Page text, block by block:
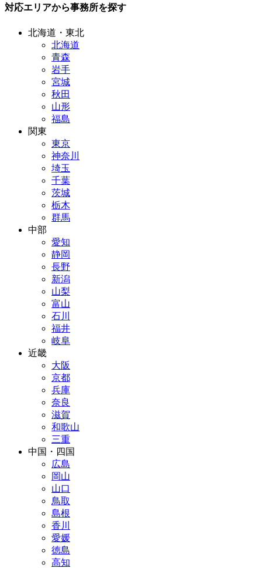
対応エリアから事務所を探す
北海道・東北
北海道
青森
岩手
宮城
秋田
山形
福島
関東
東京
神奈川
埼玉
千葉
茨城
栃木
群馬
中部
愛知
静岡
長野
新潟
山梨
富山
石川
福井
岐阜
近畿
大阪
京都
兵庫
奈良
滋賀
和歌山
三重
中国・四国
広島
岡山
山口
鳥取
島根
香川
愛媛
徳島
高知